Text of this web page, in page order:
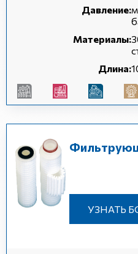
Давление:
Материалы:
Длина:
УЗНАТЬ